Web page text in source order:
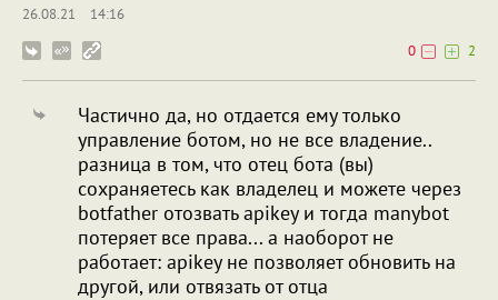
26.08.21
14:16
0
2
Частично да, но отдается ему только
управление ботом, но не все владение..
разница в том, что отец бота (вы)
сохраняетесь как владелец и можете через
botfather отозвать apikey и тогда manybot
потеряет все права... а наоборот не
работает: apikey не позволяет обновить на
другой, или отвязать от отца